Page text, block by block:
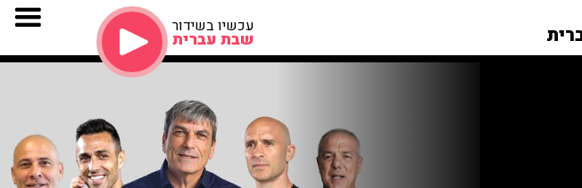
עכשיו בשידור
שבת עברית